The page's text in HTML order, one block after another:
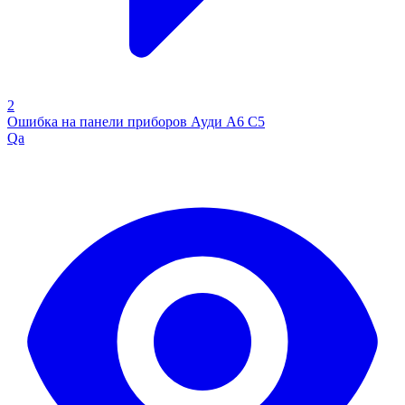
2
Ошибка на панели приборов Ауди А6 С5
Qa